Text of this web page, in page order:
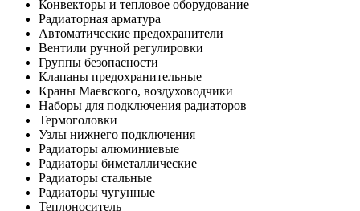
Конвекторы и тепловое оборудование
Радиаторная арматура
Автоматические предохранители
Вентили ручной регулировки
Группы безопасности
Клапаны предохранительные
Краны Маевского, воздуховодчики
Наборы для подключения радиаторов
Термоголовки
Узлы нижнего подключения
Радиаторы алюминиевые
Радиаторы биметаллические
Радиаторы стальные
Радиаторы чугунные
Теплоноситель